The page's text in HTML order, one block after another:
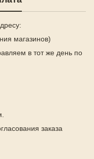
магазинов)
в тот же день по
заказа